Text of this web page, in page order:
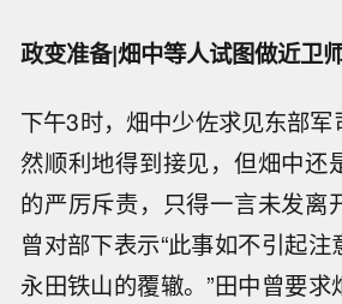
政变准备|畑中等人试图做近卫
下午3时，畑中少佐求见东部
然顺利地得到接见，但畑中还
的严厉斥责，只得一言未发离
曾对部下表示“此事如不引起
永田铁山的覆辙。”田中曾要